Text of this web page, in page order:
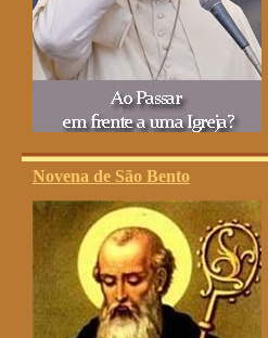
Novena de São Bento